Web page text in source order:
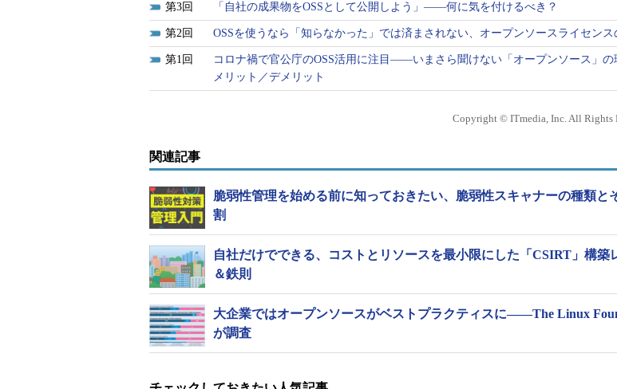
3 「自社の成果物をOSSとして公開しよう」――何に気を付けるべき？
2 OSSを使うなら「知らなかった」では済まされない、オープンソースライセンス
1
コロナ禍で官公庁のOSS活用に注目――いまさら聞けない「オープンソース」の
メリット／デメリット
Copyright © ITmedia, Inc. All Rights
関連記事
脆弱性管理を始める前に知っておきたい、脆弱性スキャナーの種類と
割
自社だけでできる、コストとリソースを最小限にした「CSIRT」構築
＆鉄則
大企業ではオープンソースがベストプラクティスに――The Linux
が調査